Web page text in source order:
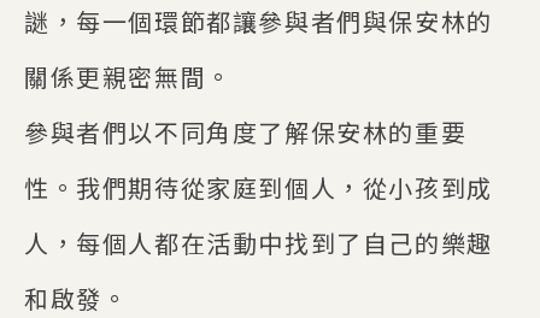
謎，每一個環節都讓參與者們與保安林的
關係更親密無間。
參與者們以不同角度了解保安林的重要
性。我們期待從家庭到個人，從小孩到成
人，每個人都在活動中找到了自己的樂趣
和啟發。